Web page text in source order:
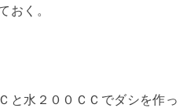
おく。
と水２００ＣＣでダシを作っ